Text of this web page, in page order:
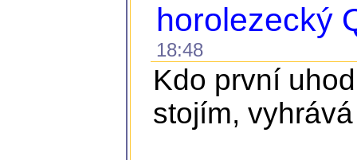
horolezecký
18:48
Kdo první
stojím,